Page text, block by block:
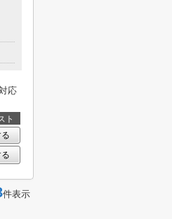
応
ト
件表示